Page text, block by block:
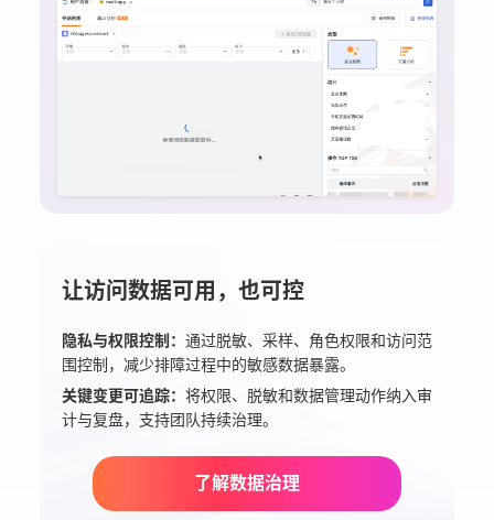
让访问数据可用，也可控
隐私与权限控制： 通过脱敏、采样、角色权限和访问范
围控制，减少排障过程中的敏感数据暴露。
关键变更可追踪： 将权限、脱敏和数据管理动作纳入审
计与复盘，支持团队持续治理。
了解数据治理